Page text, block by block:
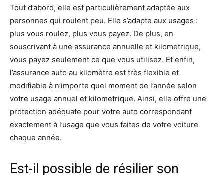
Tout d’abord, elle est particulièrement adaptée aux
personnes qui roulent peu. Elle s’adapte aux usages :
plus vous roulez, plus vous payez. De plus, en
souscrivant à une assurance annuelle et kilometrique,
vous payez seulement ce que vous utilisez. Et enfin,
l’assurance auto au kilomètre est très flexible et
modifiable à n’importe quel moment de l’année selon
votre usage annuel et kilometrique. Ainsi, elle offre une
protection adéquate pour votre auto correspondant
exactement à l’usage que vous faites de votre voiture
chaque année.
Est-il possible de résilier son